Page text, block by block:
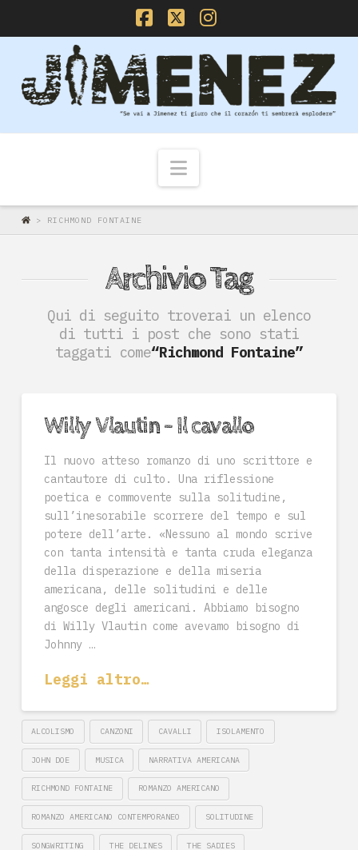
Facebook
X Instagram
Navigazione
> RICHMOND FONTAINE
Archivio Tag
Qui di seguito troverai un elenco
di tutti i post che sono stati
taggati come“Richmond Fontaine”
Willy Vlautin – Il cavallo
Il nuovo atteso romanzo di uno scrittore e
cantautore di culto. Una riflessione
poetica e commovente sulla solitudine,
sull’inesorabile scorrere del tempo e sul
potere dell’arte. «Nessuno al mondo scrive
con tanta intensità e tanta cruda eleganza
della disperazione e della miseria
americana, delle solitudini e delle
angosce degli americani. Abbiamo bisogno
di Willy Vlautin come avevamo bisogno di
Johnny …
Leggi altro…
ALCOLISMO CANZONI CAVALLI ISOLAMENTO
JOHN DOE MUSICA NARRATIVA AMERICANA
RICHMOND FONTAINE ROMANZO AMERICANO
ROMANZO AMERICANO CONTEMPORANEO SOLITUDINE
SONGWRITING THE DELINES THE SADIES